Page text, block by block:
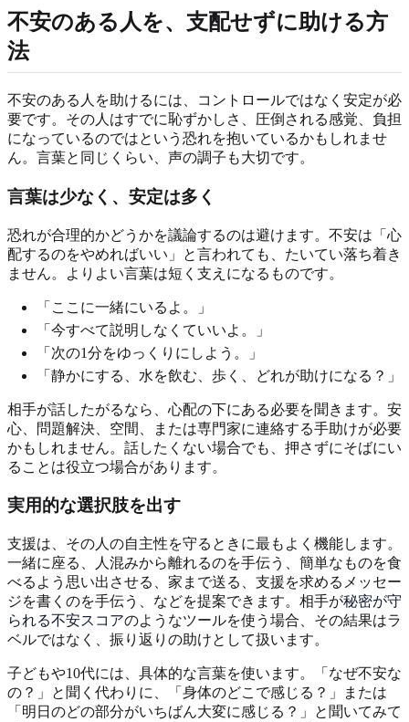
不安のある人を、支配せずに助ける方
法
不安のある人を助けるには、コントロールではなく安定が必
要です。その人はすでに恥ずかしさ、圧倒される感覚、負担
になっているのではという恐れを抱いているかもしれませ
ん。言葉と同じくらい、声の調子も大切です。
言葉は少なく、安定は多く
恐れが合理的かどうかを議論するのは避けます。不安は「心
配するのをやめればいい」と言われても、たいてい落ち着き
ません。よりよい言葉は短く支えになるものです。
「ここに一緒にいるよ。」
「今すべて説明しなくていいよ。」
「次の1分をゆっくりにしよう。」
「静かにする、水を飲む、歩く、どれが助けになる？」
相手が話したがるなら、心配の下にある必要を聞きます。安
心、問題解決、空間、または専門家に連絡する手助けが必要
かもしれません。話したくない場合でも、押さずにそばにい
ることは役立つ場合があります。
実用的な選択肢を出す
支援は、その人の自主性を守るときに最もよく機能します。
一緒に座る、人混みから離れるのを手伝う、簡単なものを食
べるよう思い出させる、家まで送る、支援を求めるメッセー
ジを書くのを手伝う、などを提案できます。相手が秘密が守
られる不安スコアのようなツールを使う場合、その結果はラ
ベルではなく、振り返りの助けとして扱います。
子どもや10代には、具体的な言葉を使います。「なぜ不安な
の？」と聞く代わりに、「身体のどこで感じる？」または
「明日のどの部分がいちばん大変に感じる？」と聞いてみて